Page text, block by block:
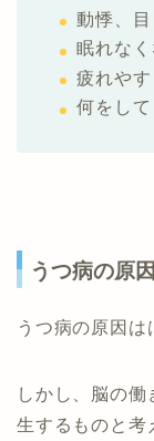
動悸、目
眠れなく
疲れやす
何をし
うつ病の原因
うつ病の原因は
しかし、脳の
生するものと考